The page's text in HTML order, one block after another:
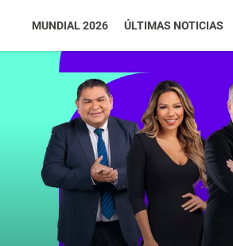
MUNDIAL 2026 ÚLTIMAS NOTICIAS